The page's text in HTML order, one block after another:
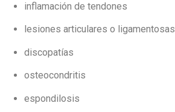
inflamación de tendones
lesiones articulares o ligamentosas
discopatías
osteocondritis
espondilosis